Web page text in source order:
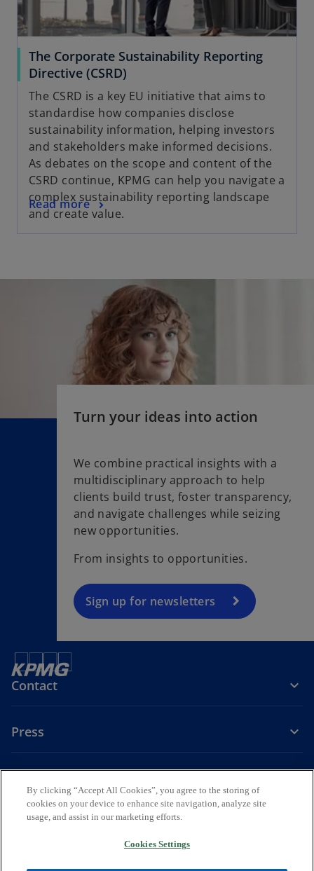
The Corporate Sustainability Reporting
Directive (CSRD)
The CSRD is a key EU initiative that aims to
standardise how companies disclose
sustainability information, helping investors
and stakeholders make informed decisions.
As debates on the scope and content of the
CSRD continue, KPMG can help you navigate a
complex sustainability reporting landscape
and create value.
Read more
Turn your ideas into action
We combine practical insights with a
multidisciplinary approach to help
clients build trust, foster transparency,
and navigate challenges while seizing
new opportunities.
From insights to opportunities.
Sign up for newsletters
o
p
e
n
i
n
a
n
Contact
Press
o
p
e
o
p
e
o
LegalPrivacy Accessibility
© 2026 KPMG AB, a Swedish Aktiebolag and a member firm of the
By clicking “Accept All Cookies”, you agree to the storing of
cookies on your device to enhance site navigation, analyze site
usage, and assist in our marketing efforts.
Cookies Settings